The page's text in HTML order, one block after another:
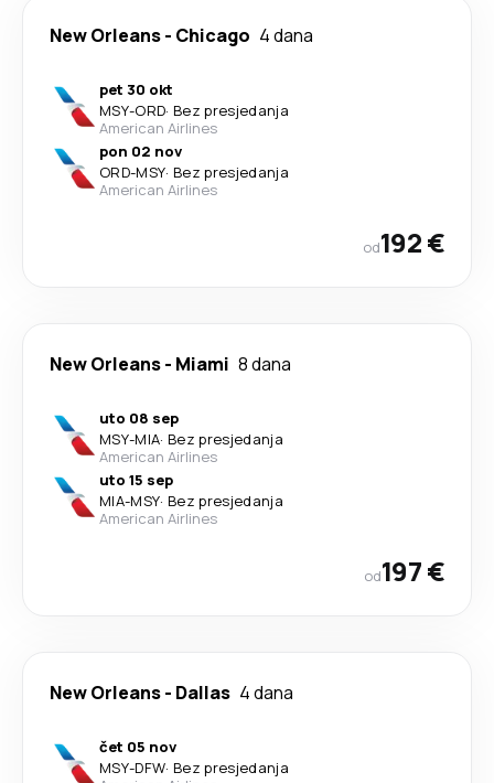
New Orleans- Chicago 4 dana
pet 30 okt
MSY-ORD· Bez presjedanja
American Airlines
pon 02 nov
ORD-MSY· Bez presjedanja
American Airlines
od192 €
New Orleans- Miami 8 dana
uto 08 sep
MSY-MIA· Bez presjedanja
American Airlines
uto 15 sep
MIA-MSY· Bez presjedanja
American Airlines
od197 €
New Orleans- Dallas 4 dana
čet 05 nov
MSY-DFW· Bez presjedanja